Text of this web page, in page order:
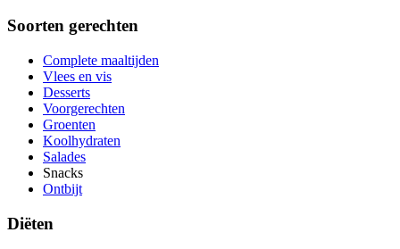
Soorten gerechten
Complete maaltijden
Vlees en vis
Desserts
Voorgerechten
Groenten
Koolhydraten
Salades
Snacks
Ontbijt
Diëten